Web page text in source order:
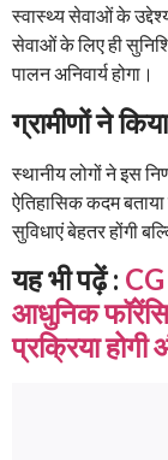
स्वास्थ्य सेवाओं के
सेवाओं के लिए ही
पालन अनिवार्य होगा।
ग्रामीणों ने
स्थानीय लोगों ने इस
ऐतिहासिक कदम
सुविधाएं बेहतर होंगी
यह भी पढ़ें :
आधुनिक
प्रक्रिया